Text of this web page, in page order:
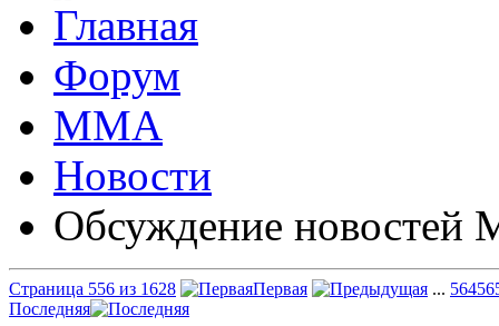
Форум
ММА
Новости
Обсуждение
Страница 556 из 1628 Первая ... 56456
Последняя